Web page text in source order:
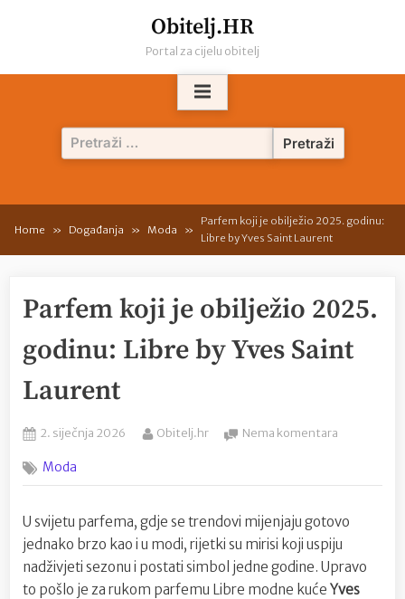
Obitelj.HR
Portal za cijelu obitelj
Pretraži:
Home Događanja Moda
Parfem koji je obilježio 2025. godinu:
Libre by Yves Saint Laurent
Parfem koji je obilježio 2025.
godinu: Libre by Yves Saint
Laurent
Posted
2. siječnja 2026 By
Obitelj.hr Nema komentara
je
2025.
godinu:
Libre
by
Moda
U svijetu parfema, gdje se trendovi mijenjaju gotovo
jednako brzo kao i u modi, rijetki su mirisi koji uspiju
nadživjeti sezonu i postati simbol jedne godine. Upravo
to pošlo je za rukom parfemu Libre modne kuće Yves